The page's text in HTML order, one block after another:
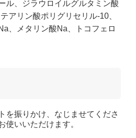
ル、ジラウロイルグルタミン酸
アリン酸ポリグリセリル-10、
、メタリン酸Na、トコフェロ
を振りかけ、なじませてくださ
使いいただけます。